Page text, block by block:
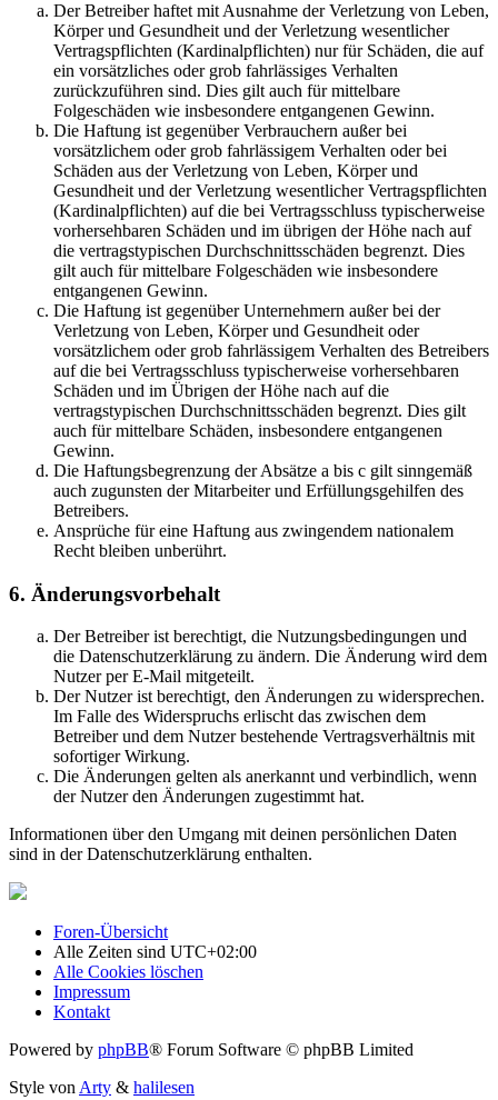
Der Betreiber haftet mit Ausnahme der Verletzung von Leben,
Körper und Gesundheit und der Verletzung wesentlicher
Vertragspflichten (Kardinalpflichten) nur für Schäden, die auf
ein vorsätzliches oder grob fahrlässiges Verhalten
zurückzuführen sind. Dies gilt auch für mittelbare
Folgeschäden wie insbesondere entgangenen Gewinn.
Die Haftung ist gegenüber Verbrauchern außer bei
vorsätzlichem oder grob fahrlässigem Verhalten oder bei
Schäden aus der Verletzung von Leben, Körper und
Gesundheit und der Verletzung wesentlicher Vertragspflichten
(Kardinalpflichten) auf die bei Vertragsschluss typischerweise
vorhersehbaren Schäden und im übrigen der Höhe nach auf
die vertragstypischen Durchschnittsschäden begrenzt. Dies
gilt auch für mittelbare Folgeschäden wie insbesondere
entgangenen Gewinn.
Die Haftung ist gegenüber Unternehmern außer bei der
Verletzung von Leben, Körper und Gesundheit oder
vorsätzlichem oder grob fahrlässigem Verhalten des Betreibers
auf die bei Vertragsschluss typischerweise vorhersehbaren
Schäden und im Übrigen der Höhe nach auf die
vertragstypischen Durchschnittsschäden begrenzt. Dies gilt
auch für mittelbare Schäden, insbesondere entgangenen
Gewinn.
Die Haftungsbegrenzung der Absätze a bis c gilt sinngemäß
auch zugunsten der Mitarbeiter und Erfüllungsgehilfen des
Betreibers.
Ansprüche für eine Haftung aus zwingendem nationalem
Recht bleiben unberührt.
6. Änderungsvorbehalt
Der Betreiber ist berechtigt, die Nutzungsbedingungen und
die Datenschutzerklärung zu ändern. Die Änderung wird dem
Nutzer per E-Mail mitgeteilt.
Der Nutzer ist berechtigt, den Änderungen zu widersprechen.
Im Falle des Widerspruchs erlischt das zwischen dem
Betreiber und dem Nutzer bestehende Vertragsverhältnis mit
sofortiger Wirkung.
Die Änderungen gelten als anerkannt und verbindlich, wenn
der Nutzer den Änderungen zugestimmt hat.
Informationen über den Umgang mit deinen persönlichen Daten
sind in der Datenschutzerklärung enthalten.
Foren-Übersicht
Alle Zeiten sind UTC+02:00
Alle Cookies löschen
Impressum
Kontakt
Powered by phpBB® Forum Software © phpBB Limited
Style vonArty & halilesen